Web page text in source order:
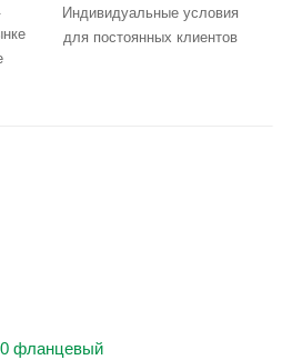
Индивидуальные условия
для постоянных клиентов
фланцевый